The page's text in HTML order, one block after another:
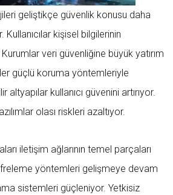
geliştikçe güvenlik konusu daha
kişisel bilgilerinin
veri güvenliğine büyük yatırım
güçlü koruma yöntemleriyle
altyapılar kullanıcı güvenini artırıyor.
olası riskleri azaltıyor.
iletişim ağlarının temel parçaları
yöntemleri gelişmeye devam
sistemleri güçleniyor. Yetkisiz